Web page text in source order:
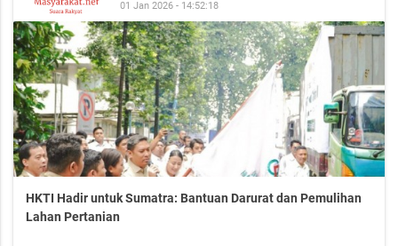
01 Jan 2026 - 14:52:18
HKTI Hadir untuk Sumatra: Bantuan Darurat dan Pemulihan
Lahan Pertanian